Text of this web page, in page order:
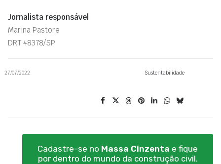
Jornalista responsável
Marina Pastore
DRT 48378/SP
27/07/2022 Sustentabilidade
Cadastre-se no Massa Cinzenta e fique
por dentro do mundo da construção civil.